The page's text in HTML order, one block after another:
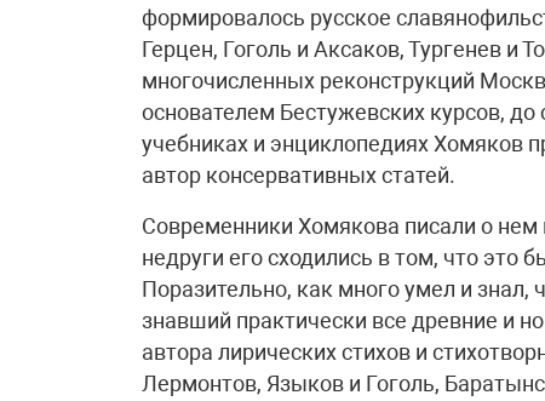
формировалось русское
Герцен, Гоголь и Аксаков, Тургенев и
многочисленных реконструкций
основателем Бестужевских курсов, до
учебниках и энциклопедиях Хомяков
автор консервативных статей.
Современники Хомякова писали о
недруги его сходились в том, что
Поразительно, как много умел и знал,
знавший практически все древние и
автора лирических стихов и
Лермонтов, Языков и Гоголь,